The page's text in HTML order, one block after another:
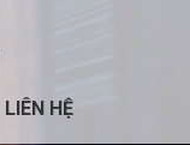
LIÊN HỆ